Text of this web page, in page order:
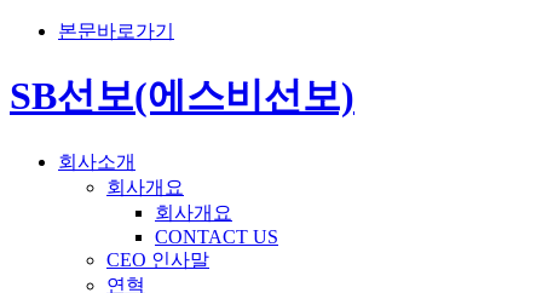
본문바로가기
SB선보(에스비선보)
회사소개
회사개요
회사개요
CONTACT US
CEO 인사말
연혁